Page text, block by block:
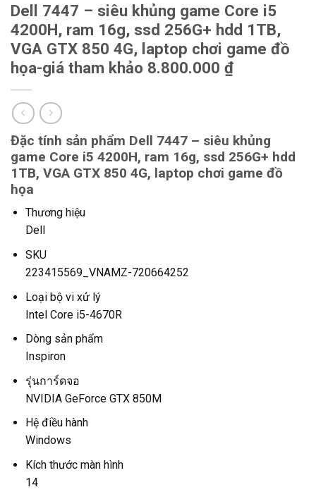
Dell 7447 – siêu khủng game Core i5
4200H, ram 16g, ssd 256G+ hdd 1TB,
VGA GTX 850 4G, laptop chơi game đồ
họa-giá tham khảo 8.800.000 ₫
Đặc tính sản phẩm Dell 7447 – siêu khủng
game Core i5 4200H, ram 16g, ssd 256G+ hdd
1TB, VGA GTX 850 4G, laptop chơi game đồ
họa
Thương hiệu
Dell
SKU
223415569_VNAMZ-720664252
Loại bộ vi xử lý
Intel Core i5-4670R
Dòng sản phẩm
Inspiron
รุ่นการ์ดจอ
NVIDIA GeForce GTX 850M
Hệ điều hành
Windows
Kích thước màn hình
14